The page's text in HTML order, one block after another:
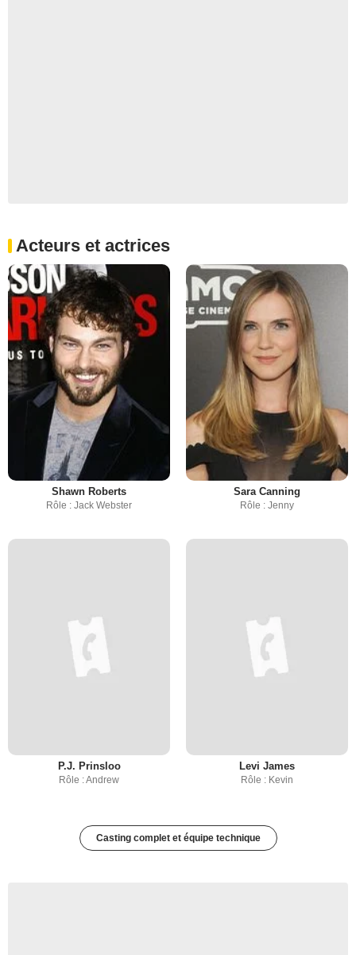
Acteurs et actrices
Shawn Roberts
Rôle : Jack Webster
Sara Canning
Rôle : Jenny
P.J. Prinsloo
Rôle : Andrew
Levi James
Rôle : Kevin
Casting complet et équipe technique